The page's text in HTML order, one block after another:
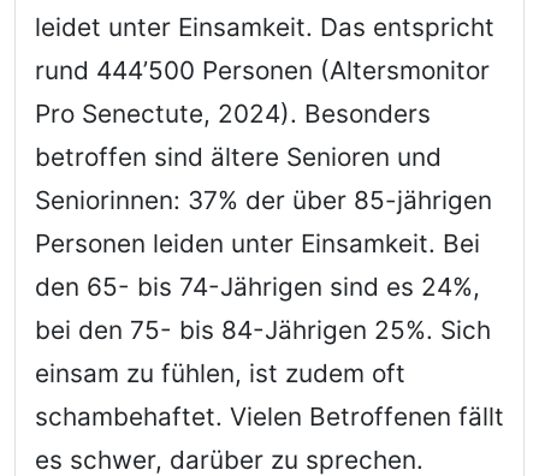
leidet unter Einsamkeit. Das entspricht
rund 444’500 Personen (Altersmonitor
Pro Senectute, 2024). Besonders
betroffen sind ältere Senioren und
Seniorinnen: 37% der über 85-jährigen
Personen leiden unter Einsamkeit. Bei
den 65- bis 74-Jährigen sind es 24%,
bei den 75- bis 84-Jährigen 25%. Sich
einsam zu fühlen, ist zudem oft
schambehaftet. Vielen Betroffenen fällt
es schwer, darüber zu sprechen.